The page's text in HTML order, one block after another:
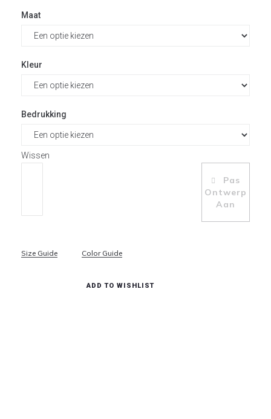
Maat
Kleur
Bedrukking
Wissen
Pas
Ontwerp
Aan
Size Guide Color Guide
ADD TO WISHLIST